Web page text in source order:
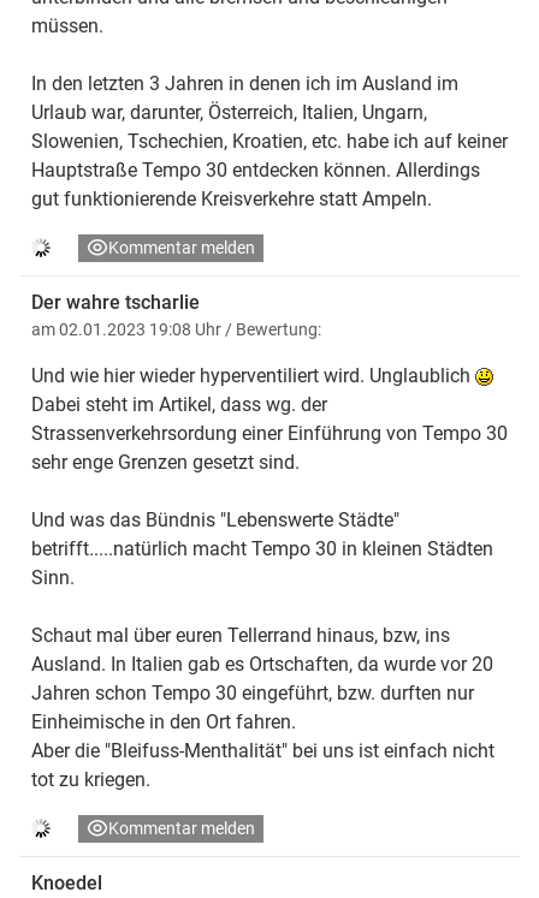
müssen.
In den letzten 3 Jahren in denen ich im Ausland im
Urlaub war, darunter, Österreich, Italien, Ungarn,
Slowenien, Tschechien, Kroatien, etc. habe ich auf keiner
Hauptstraße Tempo 30 entdecken können. Allerdings
gut funktionierende Kreisverkehre statt Ampeln.
Kommentar melden
Der wahre tscharlie
am 02.01.2023 19:08 Uhr / Bewertung:
Und wie hier wieder hyperventiliert wird. Unglaublich
Dabei steht im Artikel, dass wg. der
Strassenverkehrsordung einer Einführung von Tempo 30
sehr enge Grenzen gesetzt sind.
Und was das Bündnis "Lebenswerte Städte"
betrifft.....natürlich macht Tempo 30 in kleinen Städten
Sinn.
Schaut mal über euren Tellerrand hinaus, bzw, ins
Ausland. In Italien gab es Ortschaften, da wurde vor 20
Jahren schon Tempo 30 eingeführt, bzw. durften nur
Einheimische in den Ort fahren.
Aber die "Bleifuss-Menthalität" bei uns ist einfach nicht
tot zu kriegen.
Kommentar melden
Knoedel